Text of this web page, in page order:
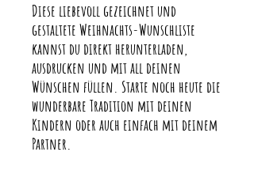
Diese liebevoll gezeichnet und
gestaltete Weihnachts-Wunschliste
kannst du direkt herunterladen,
ausdrucken und mit all deinen
Wünschen füllen. Starte noch heute die
wunderbare Tradition mit deinen
Kindern oder auch einfach mit deinem
Partner.